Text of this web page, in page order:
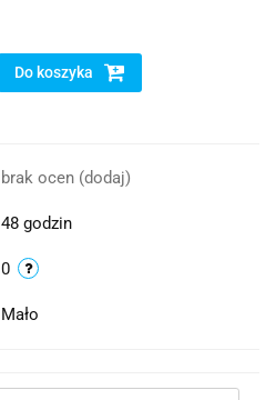
Do koszyka
brak ocen (dodaj)
48 godzin
0
Mało